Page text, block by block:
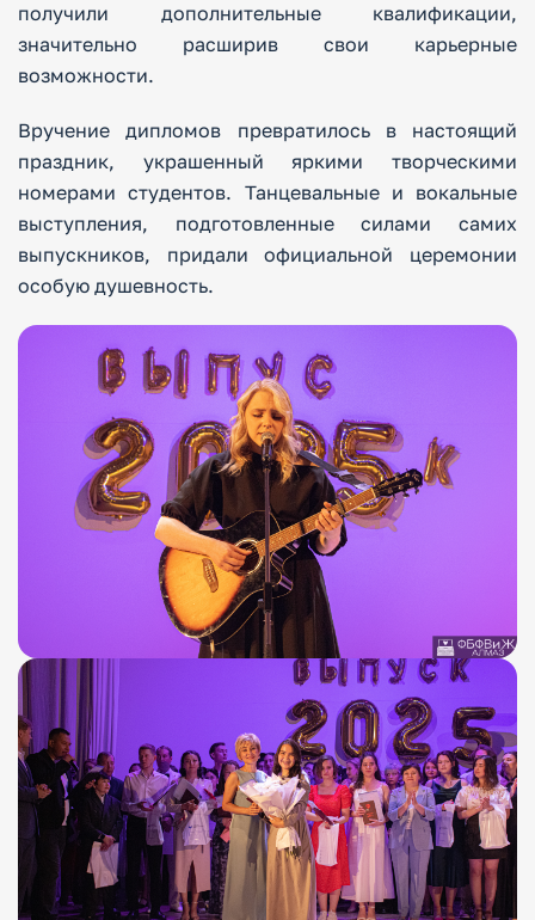
получили дополнительные квалификации,
значительно расширив свои карьерные
возможности.
Вручение дипломов превратилось в настоящий
праздник, украшенный яркими творческими
номерами студентов. Танцевальные и вокальные
выступления, подготовленные силами самих
выпускников, придали официальной церемонии
особую душевность.